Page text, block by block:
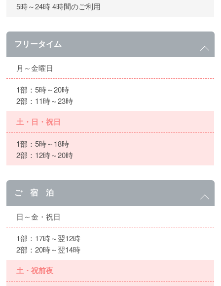
5時～24時 4時間のご利用
フリータイム
月～金曜日
1部：5時～20時
2部：11時～23時
土・日・祝日
1部：5時～18時
2部：12時～20時
ご 宿 泊
日～金・祝日
1部：17時～翌12時
2部：20時～翌14時
土・祝前夜